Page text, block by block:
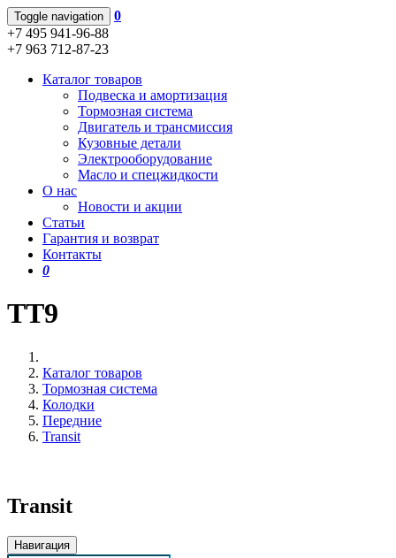
Toggle navigation
0
+7 495 941-96-88
+7 963 712-87-23
Каталог товаров
Подвеска и амортизация
Тормозная система
Двигатель и трансмиссия
Кузовные детали
Электрооборудование
Масло и спецжидкости
О нас
Новости и акции
Статьи
Гарантия и возврат
Контакты
0
TT9
Каталог товаров
Тормозная система
Колодки
Передние
Transit
Transit
Навигация